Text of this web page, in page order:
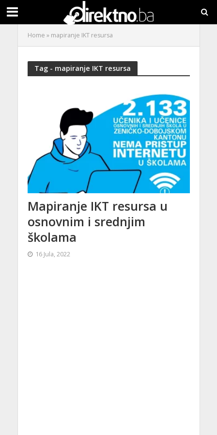
Home » mapiranje IKT resursa
Tag - mapiranje IKT resursa
Mapiranje IKT resursa u
osnovnim i srednjim
školama
16 Jula, 2022